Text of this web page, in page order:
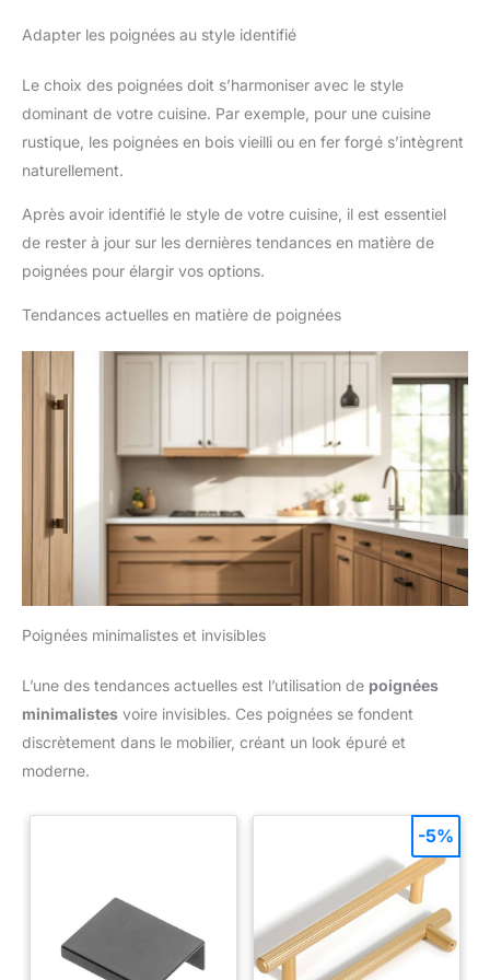
Adapter les poignées au style identifié
Le choix des poignées doit s’harmoniser avec le style
dominant de votre cuisine. Par exemple, pour une cuisine
rustique, les poignées en bois vieilli ou en fer forgé s’intègrent
naturellement.
Après avoir identifié le style de votre cuisine, il est essentiel
de rester à jour sur les dernières tendances en matière de
poignées pour élargir vos options.
Tendances actuelles en matière de poignées
Poignées minimalistes et invisibles
L’une des tendances actuelles est l’utilisation de poignées
minimalistes voire invisibles. Ces poignées se fondent
discrètement dans le mobilier, créant un look épuré et
moderne.
-5%